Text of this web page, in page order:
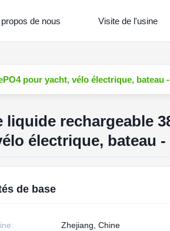
de nous Visite de l'usine
pour yacht, vélo électrique, bateau
liquide rechargeable
électrique, bateau
de base
Zhejiang, Chine